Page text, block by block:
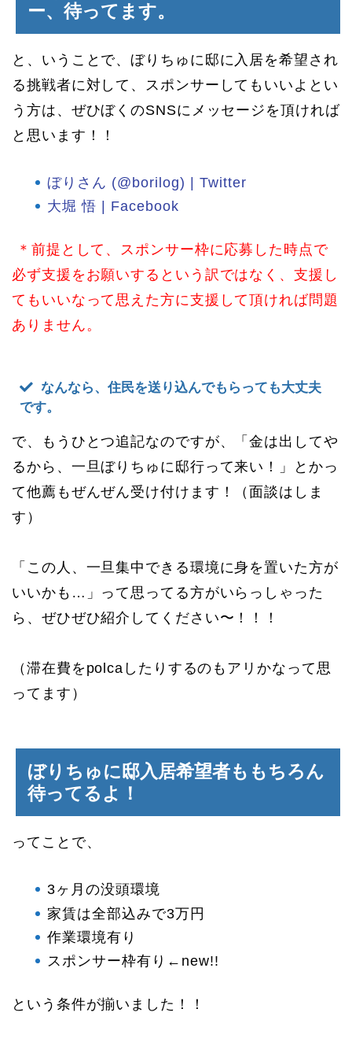
ー、待ってます。
と、いうことで、ぼりちゅに邸に入居を希望され
る挑戦者に対して、スポンサーしてもいいよとい
う方は、ぜひぼくのSNSにメッセージを頂ければ
と思います！！
ぼりさん (@borilog) | Twitter
大堀 悟 | Facebook
＊前提として、スポンサー枠に応募した時点で
必ず支援をお願いするという訳ではなく、支援し
てもいいなって思えた方に支援して頂ければ問題
ありません。
なんなら、住民を送り込んでもらっても大丈夫
です。
で、もうひとつ追記なのですが、「金は出してや
るから、一旦ぼりちゅに邸行って来い！」とかっ
て他薦もぜんぜん受け付けます！（面談はしま
す）
「この人、一旦集中できる環境に身を置いた方が
いいかも…」って思ってる方がいらっしゃった
ら、ぜひぜひ紹介してください〜！！！
（滞在費をpolcaしたりするのもアリかなって思
ってます）
ぼりちゅに邸入居希望者ももちろん
待ってるよ！
ってことで、
3ヶ月の没頭環境
家賃は全部込みで3万円
作業環境有り
スポンサー枠有り←new!!
という条件が揃いました！！